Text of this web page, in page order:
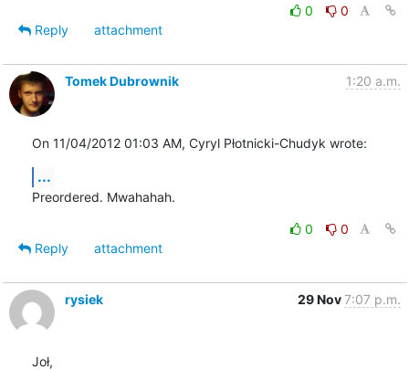
0
0
Reply
attachment
Tomek Dubrownik 1:20 a.m.
On 11/04/2012 01:03 AM, Cyryl Płotnicki-Chudyk wrote:
...
Preordered. Mwahahah.
0
0
Reply
attachment
rysiek 29 Nov7:07 p.m.
Joł,